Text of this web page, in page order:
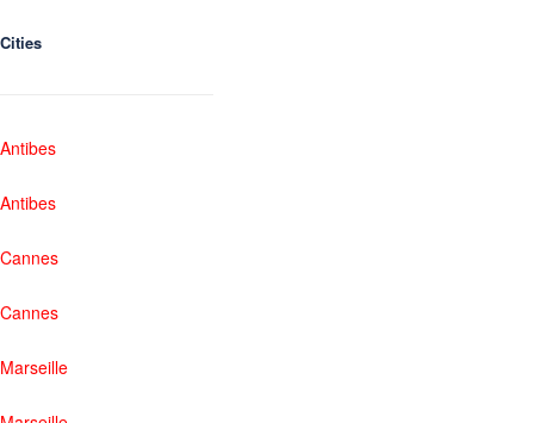
Cities
Antibes
Antibes
Cannes
Cannes
Marseille